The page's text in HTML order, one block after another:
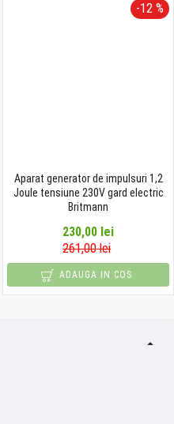
-12 %
Aparat generator de impulsuri 1,2
Joule tensiune 230V gard electric
Britmann
230,00 lei
261,00 lei
ADAUGA IN COS